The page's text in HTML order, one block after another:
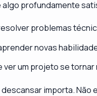
algo profundamente
problemas
novas
ver um projeto se tornar
importa. Não